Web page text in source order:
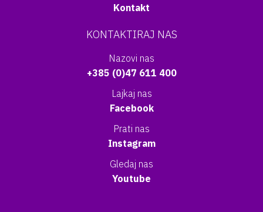
Kontakt
KONTAKTIRAJ NAS
Nazovi nas
+385 (0)47 611 400
Lajkaj nas
Facebook
Prati nas
Instagram
Gledaj nas
Youtube